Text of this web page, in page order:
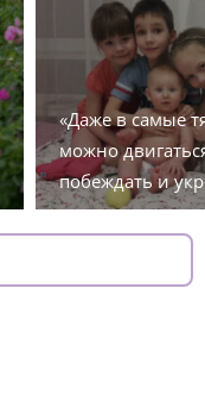
«Даже в самые
можно
побеждать и